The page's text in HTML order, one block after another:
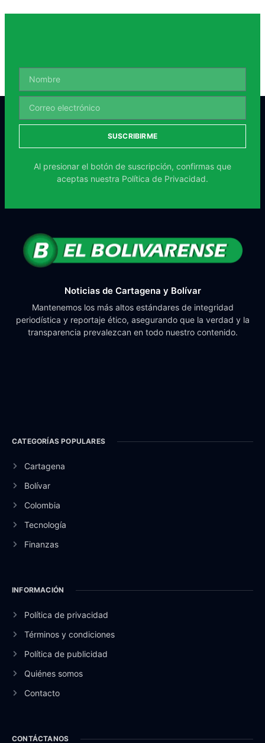
SUSCRIBIRME
Al presionar el botón de suscripción, confirmas que
aceptas nuestra Política de Privacidad.
Noticias de Cartagena y Bolívar
Mantenemos los más altos estándares de integridad
periodística y reportaje ético, asegurando que la verdad y la
transparencia prevalezcan en todo nuestro contenido.
CATEGORÍAS POPULARES
Cartagena
Bolívar
Colombia
Tecnología
Finanzas
INFORMACIÓN
Política de privacidad
Términos y condiciones
Política de publicidad
Quiénes somos
Contacto
CONTÁCTANOS